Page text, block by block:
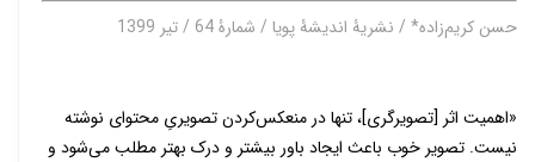
حسن کریم‌زاده* / نشریۀ اندیشۀ پویا / شمارۀ 64 / تیر 1399
«اهمیت اثر [تصویرگری]، تنها در منعکس‌کردن تصویریِ محتوای نوشته
نیست. تصویر خوب باعث ایجاد باور بیشتر و درک بهتر مطلب می‌شود و